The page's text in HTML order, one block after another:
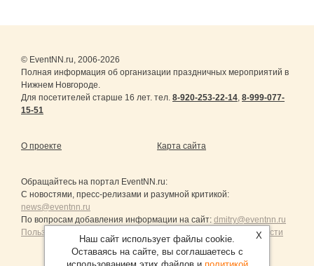
© EventNN.ru, 2006-2026
Полная информация об организации праздничных мероприятий в
Нижнем Новгороде.
Для посетителей старше 16 лет. тел. 8-920-253-22-14, 8-999-077-
15-51
О проекте Карта сайта
Обращайтесь на портал EventNN.ru:
С новостями, пресс-релизами и разумной критикой:
news@eventnn.ru
По вопросам добавления информации на сайт: dmitry@eventnn.ru
Пользовательское Соглашение и политика конфиденциальности
X
Наш сайт использует файлы cookie.
Оставаясь на сайте, вы соглашаетесь с